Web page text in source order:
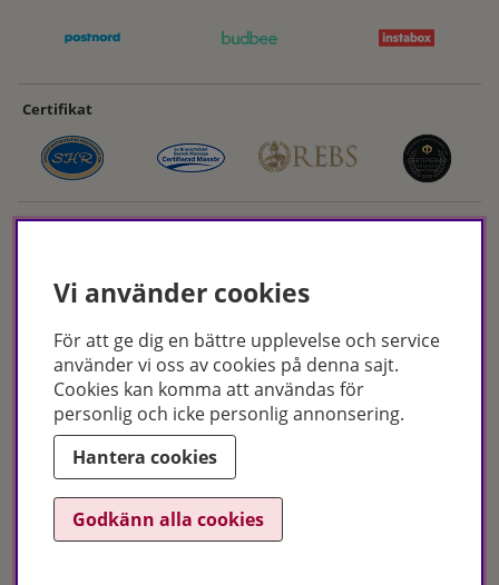
Certifikat
Hudoteket erbjuder ett noga utvalt sortiment inom hudvård, hårvård och
makeup – både online och i butik. Med över 50 års erfarenhet och
utbildade hudterapeuter hjälper vi dig att hitta rätt produkter och
behandlingar för just dina behov. Handla enkelt på hudoteket.se eller
besök oss i Jönköping och Malmö.
Copyright © Hudoteket 2025
Vi använder cookies
För att ge dig en bättre upplevelse och service
använder vi oss av cookies på denna sajt.
Cookies kan komma att användas för
personlig och icke personlig annonsering.
Hantera cookies
Godkänn alla cookies